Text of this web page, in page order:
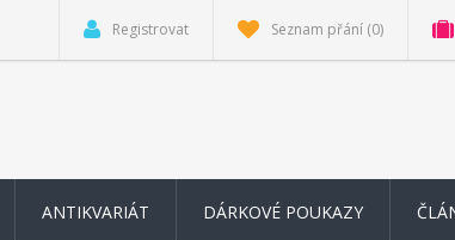
Registrovat Seznam přání (0)
ANTIKVARIÁT DÁRKOVÉ POUKAZY